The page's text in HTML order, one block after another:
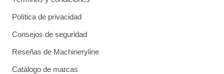
Política de privacidad
Consejos de seguridad
Reseñas de Machineryline
Catálogo de marcas